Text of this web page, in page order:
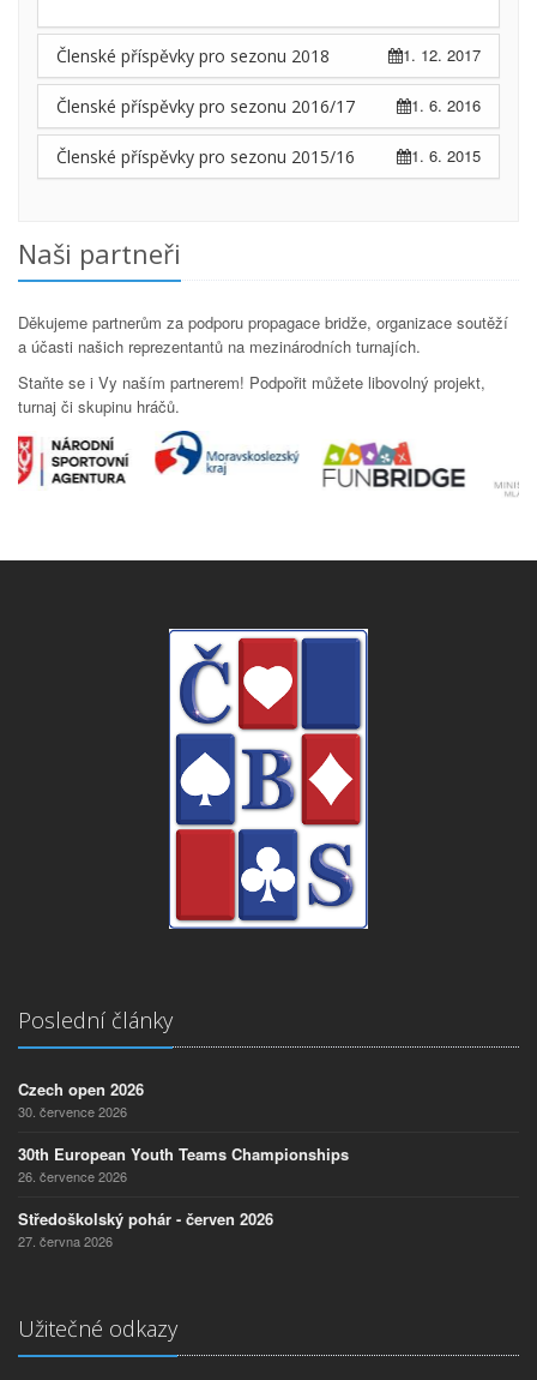
1. 12. 2017
Členské příspěvky pro sezonu 2018
1. 6. 2016
Členské příspěvky pro sezonu 2016/17
1. 6. 2015
Členské příspěvky pro sezonu 2015/16
Naši partneři
Děkujeme partnerům za podporu propagace bridže, organizace soutěží
a účasti našich reprezentantů na mezinárodních turnajích.
Staňte se i Vy naším partnerem! Podpořit můžete libovolný projekt,
turnaj či skupinu hráčů.
Poslední články
Czech open 2026
30. července 2026
30th European Youth Teams Championships
26. července 2026
Středoškolský pohár - červen 2026
27. června 2026
Užitečné odkazy